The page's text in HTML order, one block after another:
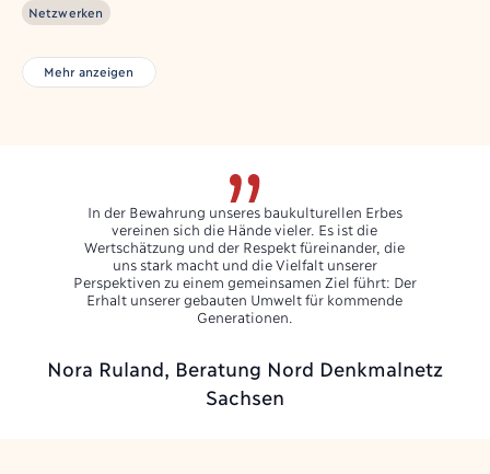
Netzwerken
Mehr anzeigen
In der Bewahrung unseres baukulturellen Erbes
vereinen sich die Hände vieler. Es ist die
Wertschätzung und der Respekt füreinander, die
uns stark macht und die Vielfalt unserer
Perspektiven zu einem gemeinsamen Ziel führt: Der
Erhalt unserer gebauten Umwelt für kommende
Generationen.
Nora Ruland, Beratung Nord Denkmalnetz
Sachsen